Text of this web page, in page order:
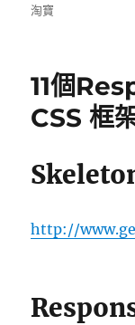
佈
淘寶
11個
CSS 框
http://